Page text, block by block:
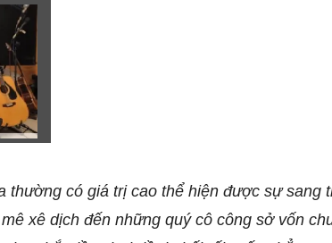
thường có giá trị cao thể hiện được sự
xê dịch đến những quý cô công sở vốn